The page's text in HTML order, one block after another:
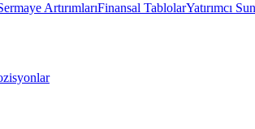
ArtırımlarıFinansal TablolarYatırımcı